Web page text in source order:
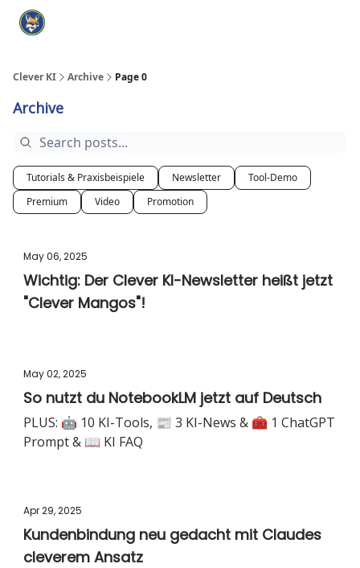
Clever KI Archive Page 0
Archive
Tutorials & Praxisbeispiele Newsletter
Tool-Demo
Premium
Video Promotion
May 06, 2025
Wichtig: Der Clever KI-Newsletter heißt jetzt
"Clever Mangos"!
May 02, 2025
So nutzt du NotebookLM jetzt auf Deutsch
PLUS: 🤖 10 KI-Tools, 📰 3 KI-News & 🧰 1 ChatGPT
Prompt & 📖 KI FAQ
Apr 29, 2025
Kundenbindung neu gedacht mit Claudes
cleverem Ansatz